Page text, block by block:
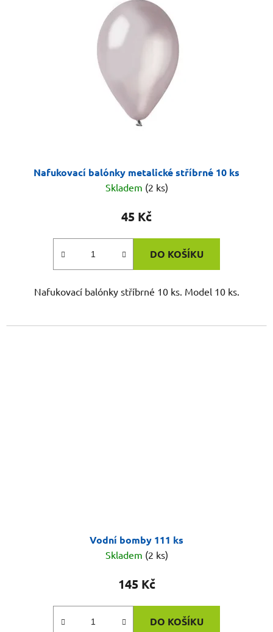
Nafukovací balónky metalické stříbrné 10 ks
Skladem (2 ks)
45 Kč
DO KOŠÍKU
Nafukovací balónky stříbrné 10 ks. Model 10 ks.
Vodní bomby 111 ks
Skladem (2 ks)
145 Kč
DO KOŠÍKU